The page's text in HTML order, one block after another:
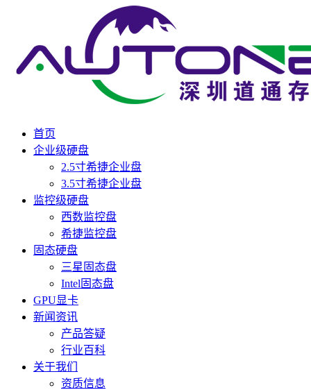
首页
企业级硬盘
2.5寸希捷企业盘
3.5寸希捷企业盘
监控级硬盘
西数监控盘
希捷监控盘
固态硬盘
三星固态盘
Intel固态盘
GPU显卡
新闻资讯
产品答疑
行业百科
关于我们
资质信息